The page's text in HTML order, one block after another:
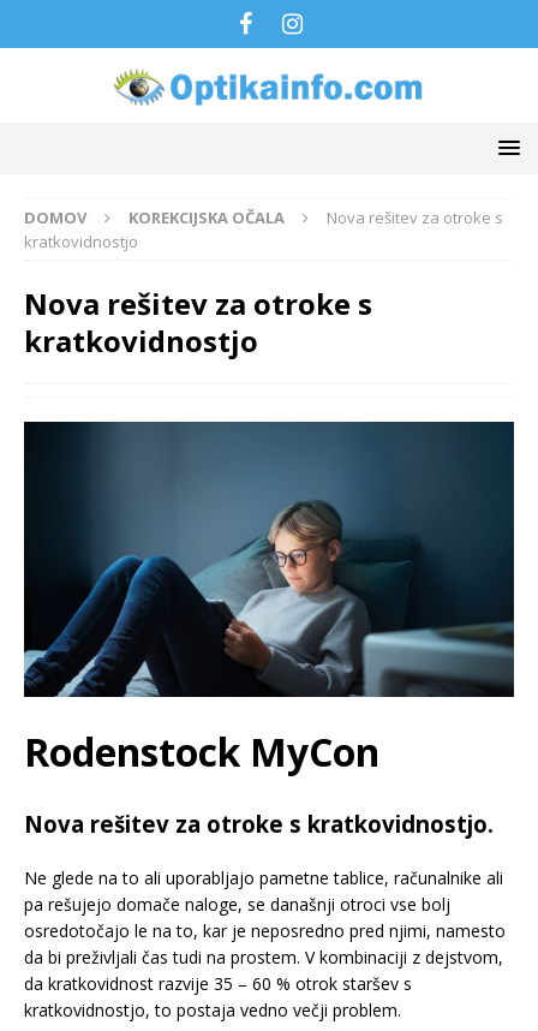
DOMOV KOREKCIJSKA OČALA
Nova rešitev za otroke s
kratkovidnostjo
Nova rešitev za otroke s
kratkovidnostjo
Rodenstock MyCon
Nova rešitev za otroke s kratkovidnostjo.
Ne glede na to ali uporabljajo pametne tablice, računalnike ali
pa rešujejo domače naloge, se današnji otroci vse bolj
osredotočajo le na to, kar je neposredno pred njimi, namesto
da bi preživljali čas tudi na prostem. V kombinaciji z dejstvom,
da kratkovidnost razvije 35 – 60 % otrok staršev s
kratkovidnostjo, to postaja vedno večji problem.